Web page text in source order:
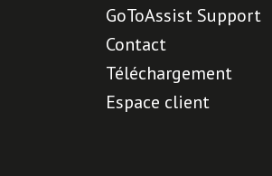
GoToAssist Support
Contact
Téléchargement
Espace client